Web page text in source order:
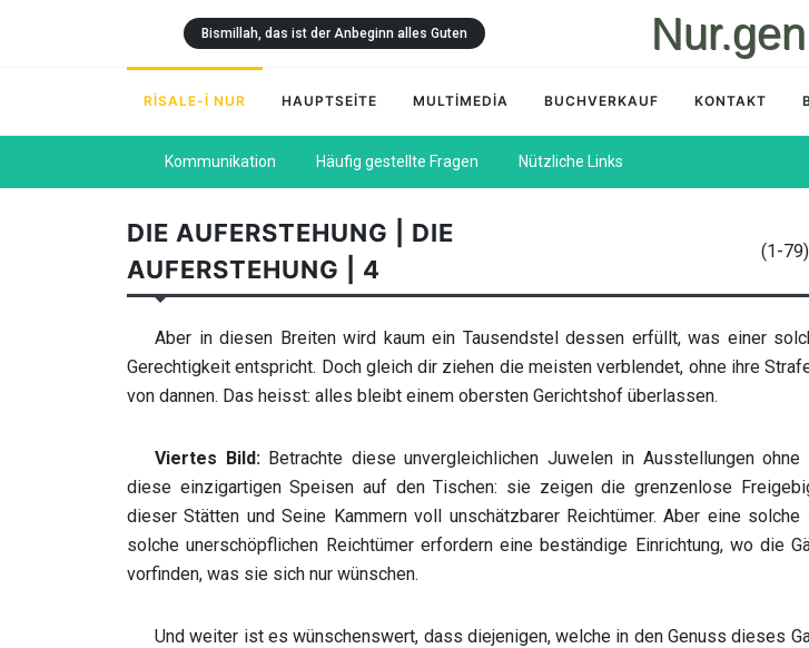
Bismillah, das ist der Anbeginn alles Guten
RİSALE-İ NUR HAUPTSEİTE MULTİMEDİA BUCHVERKAUF KONTAKT
Kommunikation Häufig gestellte Fragen Nützliche Links
DIE AUFERSTEHUNG | DIE
AUFERSTEHUNG | 4
(1-79)
Aber in diesen Breiten wird kaum ein Tausendstel dessen erfüllt, was einer
Gerechtigkeit entspricht. Doch gleich dir ziehen die meisten verblendet, ohne ihre
von dannen. Das heisst: alles bleibt einem obersten Gerichtshof überlassen.
Viertes Bild:Betrachte diese unvergleichlichen Juwelen in Ausstellungen ohne
diese einzigartigen Speisen auf den Tischen: sie zeigen die grenzenlose
dieser Stätten und Seine Kammern voll unschätzbarer Reichtümer. Aber eine solche
solche unerschöpflichen Reichtümer erfordern eine beständige Einrichtung, wo die
vorfinden, was sie sich nur wünschen.
Und weiter ist es wünschenswert, dass diejenigen, welche in den Genuss dieses